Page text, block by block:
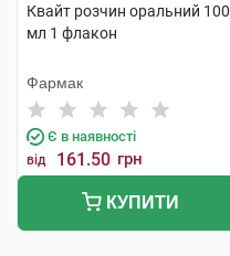
Квайт розчин оральний 100
мл 1 флакон
Фармак
Є в наявності
від 161.50 грн
КУПИТИ